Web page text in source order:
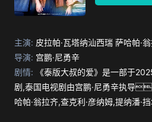
主演: 皮拉帕·瓦塔纳汕西瑞 萨哈帕·
挡堆 朴迪帕·普拓纳莫拆
导演: 宫鹏·尼勇辛
剧情: 《泰版大叔的爱》是一部于
剧,泰国电视剧由宫鹏·尼勇辛执导
哈帕·翁拉齐,查克利·彦纳姆,提纳潘·